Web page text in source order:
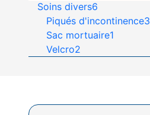
Soins divers6
Piqués d'incontinence3
Sac mortuaire1
Velcro2
Recherche